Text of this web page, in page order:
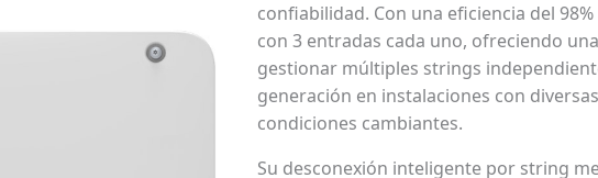
confiabilidad. Con una eficiencia del 98%
con 3 entradas cada uno, ofreciendo
gestionar múltiples strings
generación en instalaciones con
condiciones cambiantes.
Su desconexión inteligente por string